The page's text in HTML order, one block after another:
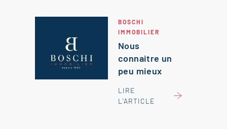
BOSCHI
IMMOBILIER
Nous
connaitre un
peu mieux
LIRE
L'ARTICLE